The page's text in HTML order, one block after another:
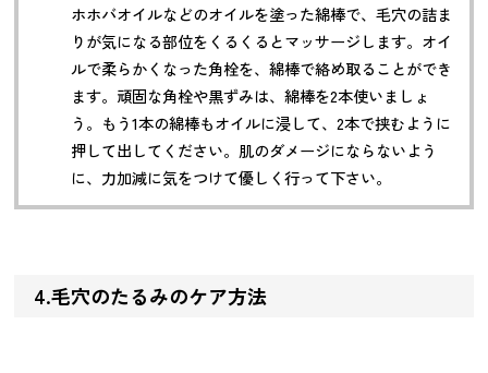
ホホバオイルなどのオイルを塗った綿棒で、毛穴の詰ま
りが気になる部位をくるくるとマッサージします。オイ
ルで柔らかくなった角栓を、綿棒で絡め取ることができ
ます。頑固な角栓や黒ずみは、綿棒を2本使いましょ
う。もう1本の綿棒もオイルに浸して、2本で挟むように
押して出してください。肌のダメージにならないよう
に、力加減に気をつけて優しく行って下さい。
4.毛穴のたるみのケア方法